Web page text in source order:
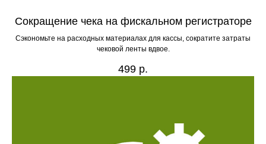
Сокращение чека на фискальном регистраторе
Сэкономьте на расходных материалах для кассы, сократите затраты
чековой ленты вдвое.
499 р.